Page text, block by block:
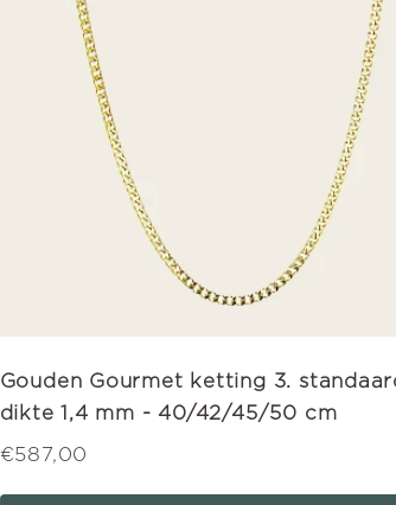
Gouden Gourmet ketting 3.
dikte 1,4 mm - 40/42/45/50 cm
€587,00